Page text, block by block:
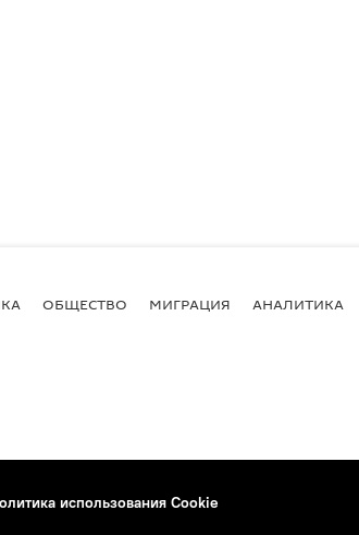
ОБЩЕСТВО МИГРАЦИЯ АНАЛИТИКА
использования Cookie